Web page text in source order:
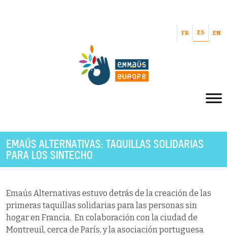
FR ES EN
EMAÚS ALTERNATIVAS: TAQUILLAS SOLIDARIAS
PARA LOS SINTECHO
Emaús Alternativas estuvo detrás de la creación de las
primeras taquillas solidarias para las personas sin
hogar en Francia. En colaboración con la ciudad de
Montreuil, cerca de París, y la asociación portuguesa